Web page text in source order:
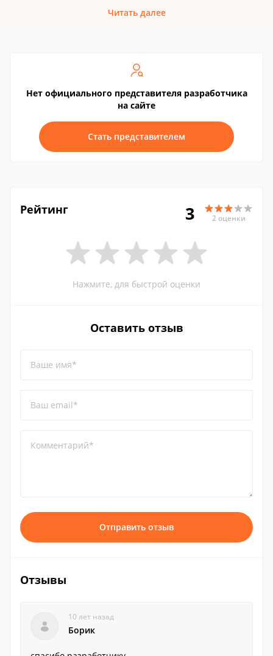
Читать далее
Нет официального представителя разработчика
на сайте
Стать представителем
Рейтинг 3 2 оценки
Нажмите, для быстрой оценки
Оставить отзыв
Ваше имя*
Ваш email*
Комментарий*
Отправить отзыв
Отзывы
10 лет назад
Борик